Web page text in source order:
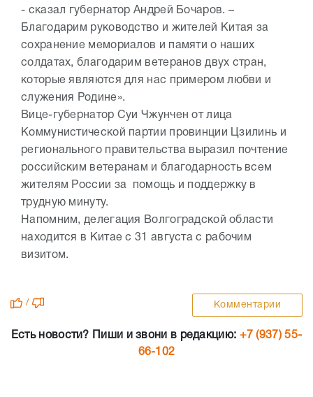
- сказал губернатор Андрей Бочаров. –
Благодарим руководство и жителей Китая за
сохранение мемориалов и памяти о наших
солдатах, благодарим ветеранов двух стран,
которые являются для нас примером любви и
служения Родине».
Вице-губернатор Суи Чжунчен от лица
Коммунистической партии провинции Цзилинь и
регионального правительства выразил почтение
российским ветеранам и благодарность всем
жителям России за помощь и поддержку в
трудную минуту.
Напомним, делегация Волгоградской области
находится в Китае с 31 августа с рабочим
визитом.
/ Комментарии
Есть новости? Пиши и звони в редакцию: +7 (937) 55-
66-102